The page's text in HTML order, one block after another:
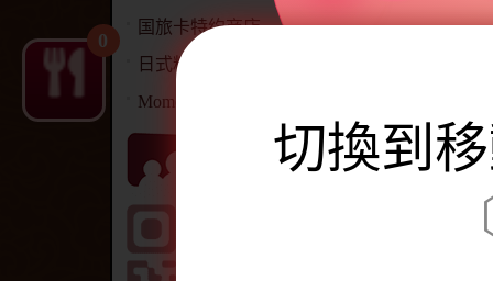
国旅卡特约商店
日式料理简介
Momoya 网站声明
0
切換到